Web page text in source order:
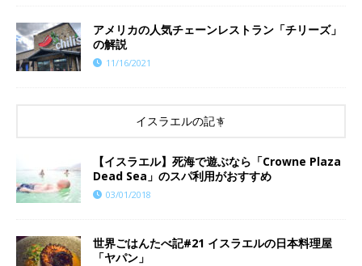
アメリカの人気チェーンレストラン「チリーズ」
の解説
11/16/2021
イスラエルの記事
【イスラエル】死海で遊ぶなら「Crowne Plaza
Dead Sea」のスパ利用がおすすめ
03/01/2018
世界ごはんたべ記#21 イスラエルの日本料理屋
「ヤパン」